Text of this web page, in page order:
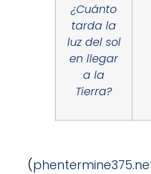
¿Cuánto
tarda la
luz del sol
en llegar
a la
Tierra?
(